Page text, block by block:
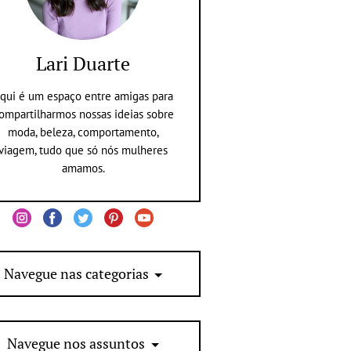
Lari Duarte
é um espaço entre amigas para
nossas ideias sobre
moda, beleza, comportamento,
tudo que só nós mulheres
amamos.
Navegue nas categorias
Navegue nos assuntos